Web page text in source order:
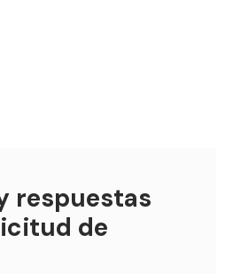
respuestas
de